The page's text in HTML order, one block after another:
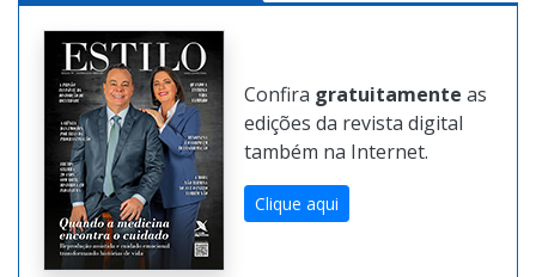
Confira gratuitamente as
edições da revista digital
também na Internet.
Clique aqui